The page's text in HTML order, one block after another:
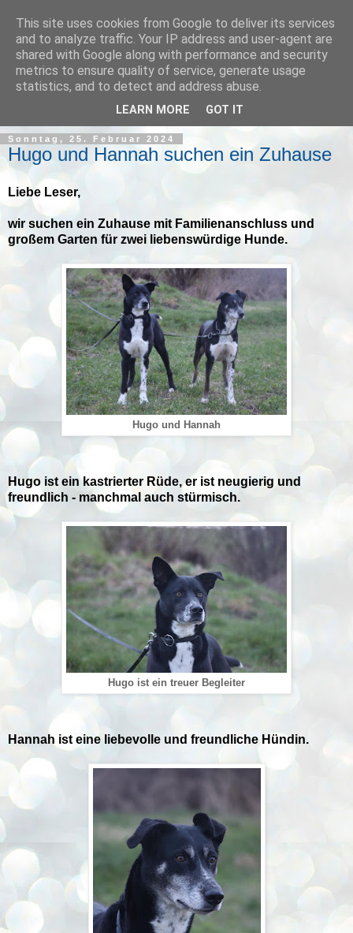
Sonntag, 25. Februar 2024
Hugo und Hannah suchen ein Zuhause
Liebe Leser,
wir suchen ein Zuhause mit Familienanschluss und
großem Garten für zwei liebenswürdige Hunde.
Hugo und Hannah
Hugo ist ein kastrierter Rüde, er ist neugierig und
freundlich - manchmal auch stürmisch.
Hugo ist ein treuer Begleiter
Hannah ist eine liebevolle und freundliche Hündin.
This site uses cookies from Google to deliver its services
and to analyze traffic. Your IP address and user-agent are
shared with Google along with performance and security
metrics to ensure quality of service, generate usage
statistics, and to detect and address abuse.
LEARN MORE GOT IT